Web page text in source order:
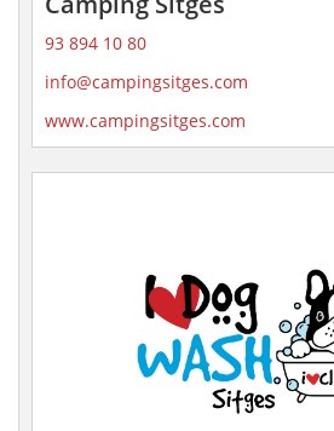
93 894 10 80
info@campingsitges.com
www.campingsitges.com